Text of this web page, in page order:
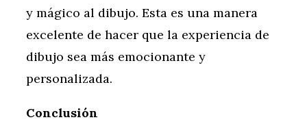
y mágico al dibujo. Esta es una manera
excelente de hacer que la experiencia de
dibujo sea más emocionante y
personalizada.
Conclusión